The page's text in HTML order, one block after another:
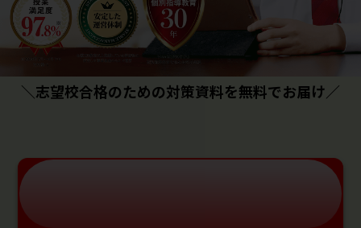
＼志望校合格のための対策資料を無料でお届け／